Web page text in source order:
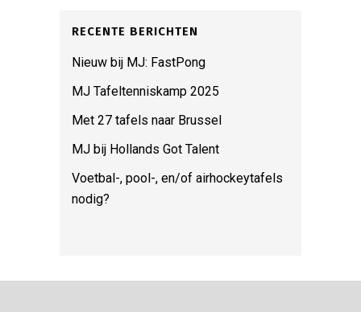
RECENTE BERICHTEN
Nieuw bij MJ: FastPong
MJ Tafeltenniskamp 2025
Met 27 tafels naar Brussel
MJ bij Hollands Got Talent
Voetbal-, pool-, en/of airhockeytafels
nodig?